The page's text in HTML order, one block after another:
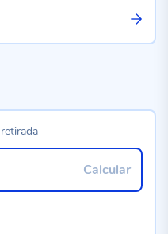
Calcular